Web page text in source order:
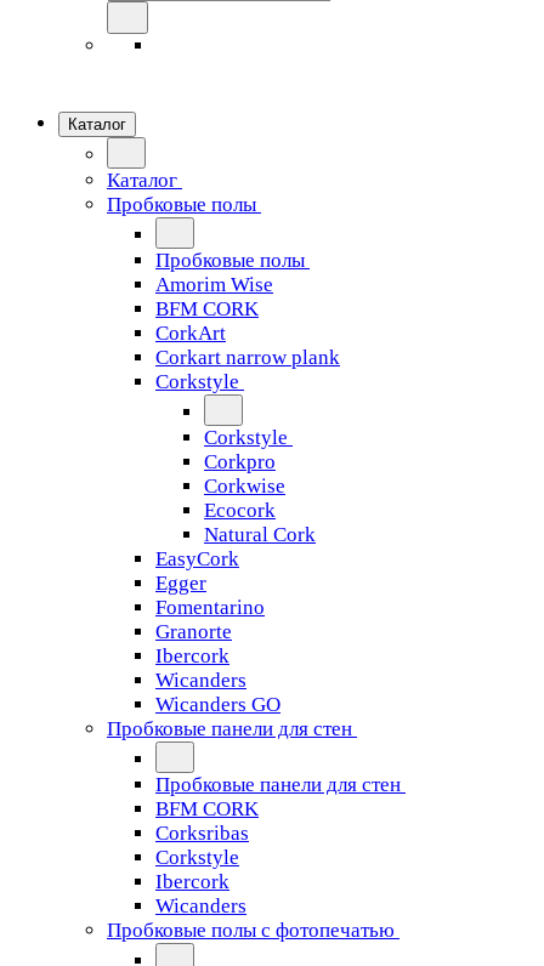
Каталог
Каталог
Пробковые полы
Пробковые полы
Amorim Wise
BFM CORK
CorkArt
Corkart narrow plank
Corkstyle
Corkstyle
Corkpro
Corkwise
Ecocork
Natural Cork
EasyCork
Egger
Fomentarino
Granorte
Ibercork
Wicanders
Wicanders GO
Пробковые панели для стен
Пробковые панели для стен
BFM CORK
Corksribas
Corkstyle
Ibercork
Wicanders
Пробковые полы с фотопечатью